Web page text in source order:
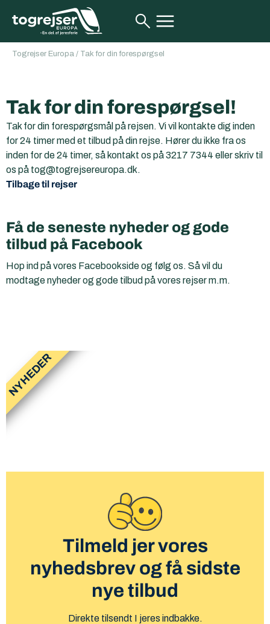
Togrejser Europa / Tak for din forespørgsel
Tak for din forespørgsel!
Tak for din forespørgsmål på rejsen. Vi vil kontakte dig inden
for 24 timer med et tilbud på din rejse. Hører du ikke fra os
inden for de 24 timer, så kontakt os på 3217 7344 eller skriv til
os på tog@togrejsereuropa.dk.
Tilbage til rejser
Få de seneste nyheder og gode
tilbud på Facebook
Hop ind på vores Facebookside og følg os. Så vil du
modtage nyheder og gode tilbud på vores rejser m.m.
Tilmeld jer vores
nyhedsbrev og få sidste
nye tilbud
Direkte tilsendt I jeres indbakke.
NYHEDER